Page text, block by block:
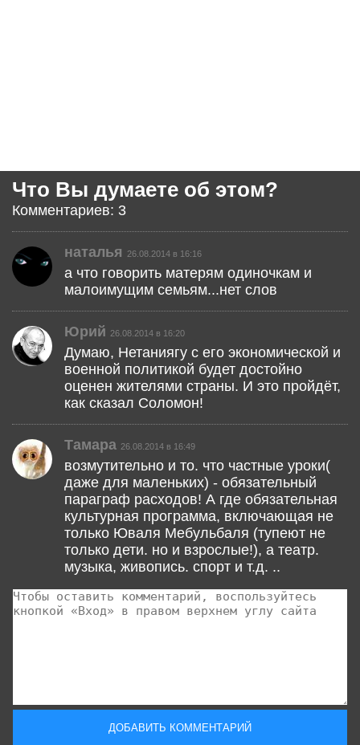
Что Вы думаете об этом?
Комментариев: 3
наталья 26.08.2014 в 16:16
а что говорить матерям одиночкам и
малоимущим семьям...нет слов
Юрий 26.08.2014 в 16:20
Думаю, Нетаниягу с его экономической и
военной политикой будет достойно
оценен жителями страны. И это пройдёт,
как сказал Соломон!
Тамара 26.08.2014 в 16:49
возмутительно и то. что частные уроки(
даже для маленьких) - обязательный
параграф расходов! А где обязательная
культурная программа, включающая не
только Юваля Мебульбаля (тупеют не
только дети. но и взрослые!), а театр.
музыка, живопись. спорт и т.д. ..